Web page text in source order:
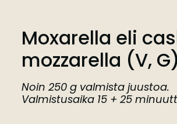
Moxarella eli
mozzarella (V, G)
Noin 250 g valmista juustoa.
Valmistusaika 15 + 25